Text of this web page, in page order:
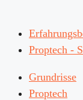
Proptech -
Grundrisse
Proptech